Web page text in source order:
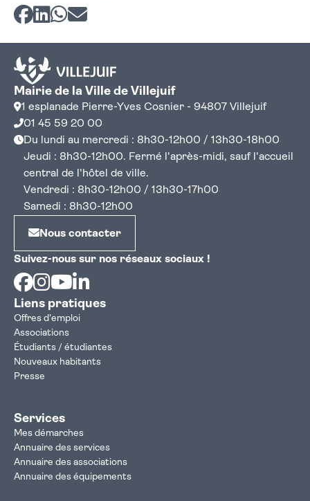
Partager sur Facebook
Partager sur LinkedIn
Partager sur Whatsapp
Partager par courriel
Mairie de la Ville de Villejuif
1 esplanade Pierre-Yves Cosnier - 94807 Villejuif
01 45 59 20 00
Du lundi au mercredi : 8h30-12h00 / 13h30-18h00
Jeudi : 8h30-12h00. Fermé l'après-midi, sauf l'accueil
central de l'hôtel de ville.
Vendredi : 8h30-12h00 / 13h30-17h00
Samedi : 8h30-12h00
Nous contacter
Suivez-nous sur nos réseaux sociaux !
Facebook
Instagram
Youtube
Liens pratiques
Offres d'emploi
Associations
Étudiants / étudiantes
Nouveaux habitants
Presse
Services
Mes démarches
Annuaire des services
Annuaire des associations
Annuaire des équipements